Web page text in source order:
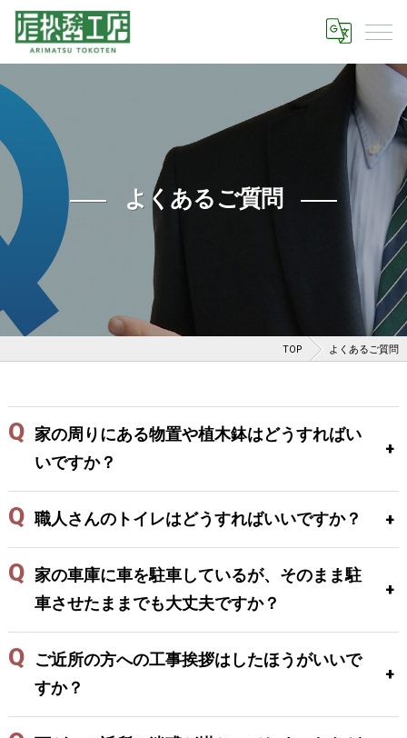
よくあるご質問
TOP よくあるご質問
家の周りにある物置や植木鉢はどうすればい
いですか？
職人さんのトイレはどうすればいいですか？
家の車庫に車を駐車しているが、そのまま駐
車させたままでも大丈夫ですか？
ご近所の方への工事挨拶はしたほうがいいで
すか？